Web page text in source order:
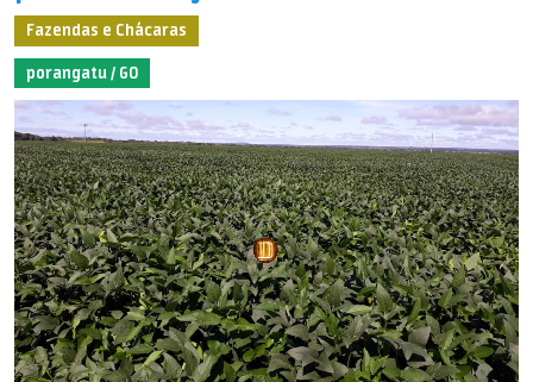
Fazendas e Chácaras
porangatu / GO